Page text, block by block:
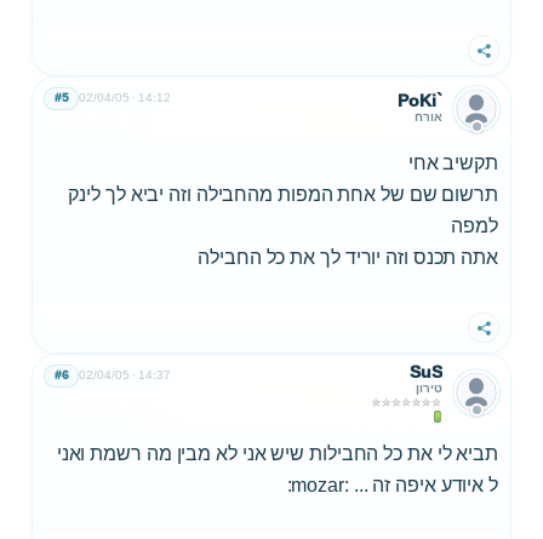
שתף
PoKi`
אורח
02/04/05 14:12
#5
תקשיב אחי
תרשום שם של אחת המפות מהחבילה וזה יביא לך לינק
למפה
אתה תכנס וזה יוריד לך את כל החבילה
שתף
SuS
טירון
02/04/05 14:37
#6
תביא לי את כל החבילות שיש אני לא מבין מה רשמת ואני
ל איודע איפה זה ... :mozar: